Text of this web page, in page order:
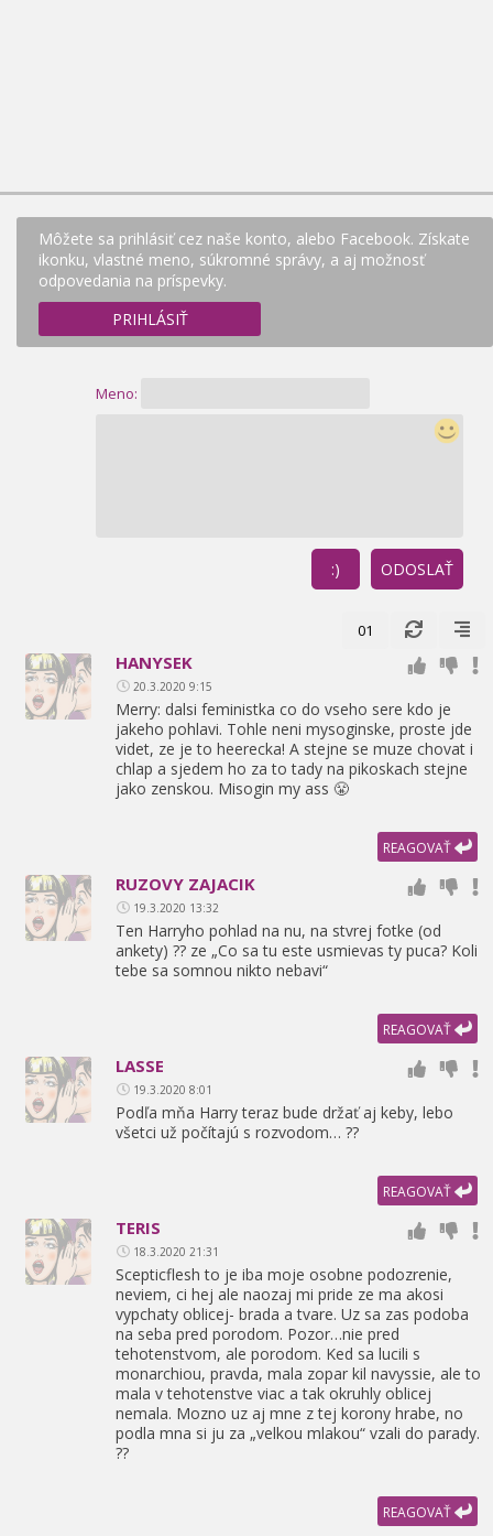
Môžete sa prihlásiť cez naše konto, alebo Facebook. Získate
ikonku, vlastné meno, súkromné správy, a aj možnosť
odpovedania na príspevky.
PRIHLÁSIŤ
Meno:
ODOSLAŤ
:)
01
HANYSEK
20.3.2020 9:15
Merry: dalsi feministka co do vseho sere kdo je
jakeho pohlavi. Tohle neni mysoginske, proste jde
videt, ze je to heerecka! A stejne se muze chovat i
chlap a sjedem ho za to tady na pikoskach stejne
jako zenskou. Misogin my ass 😤
REAGOVAŤ
RUZOVY ZAJACIK
19.3.2020 13:32
Ten Harryho pohlad na nu, na stvrej fotke (od
ankety) ?? ze „Co sa tu este usmievas ty puca? Koli
tebe sa somnou nikto nebavi“
REAGOVAŤ
LASSE
19.3.2020 8:01
Podľa mňa Harry teraz bude držať aj keby, lebo
všetci už počítajú s rozvodom… ??
REAGOVAŤ
TERIS
18.3.2020 21:31
Scepticflesh to je iba moje osobne podozrenie,
neviem, ci hej ale naozaj mi pride ze ma akosi
vypchaty oblicej- brada a tvare. Uz sa zas podoba
na seba pred porodom. Pozor…nie pred
tehotenstvom, ale porodom. Ked sa lucili s
monarchiou, pravda, mala zopar kil navyssie, ale to
mala v tehotenstve viac a tak okruhly oblicej
nemala. Mozno uz aj mne z tej korony hrabe, no
podla mna si ju za „velkou mlakou“ vzali do parady.
??
REAGOVAŤ